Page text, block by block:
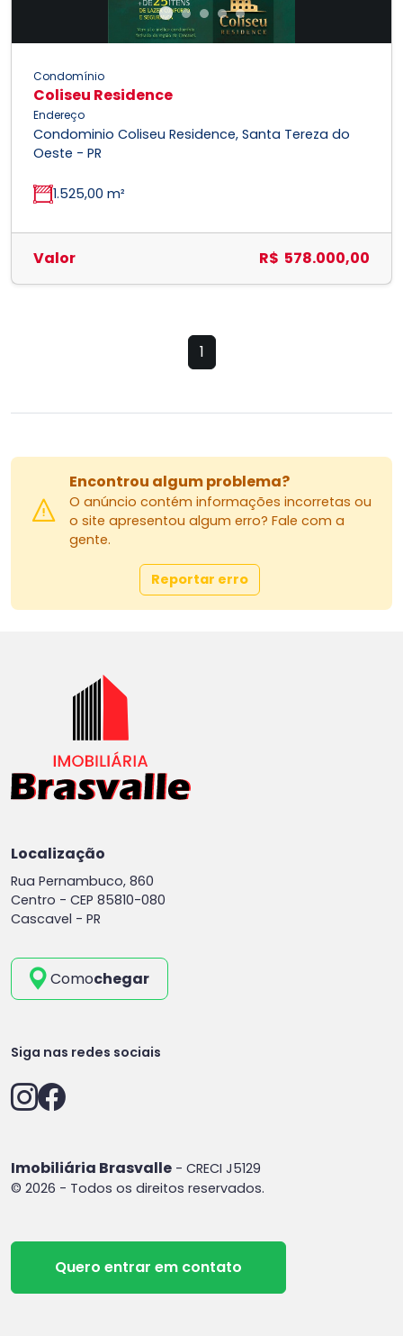
Condomínio
Coliseu Residence
Endereço
Condominio Coliseu Residence, Santa Tereza do
Oeste - PR
1.525,00 m²
Valor R$ 578.000,00
1
Encontrou algum problema?
O anúncio contém informações incorretas ou
o site apresentou algum erro? Fale com a
gente.
Reportar erro
Localização
Rua Pernambuco, 860
Centro - CEP 85810-080
Cascavel - PR
Comochegar
Siga nas redes sociais
Imobiliária Brasvalle - CRECI J5129
© 2026 - Todos os direitos reservados.
Quero entrar em contato